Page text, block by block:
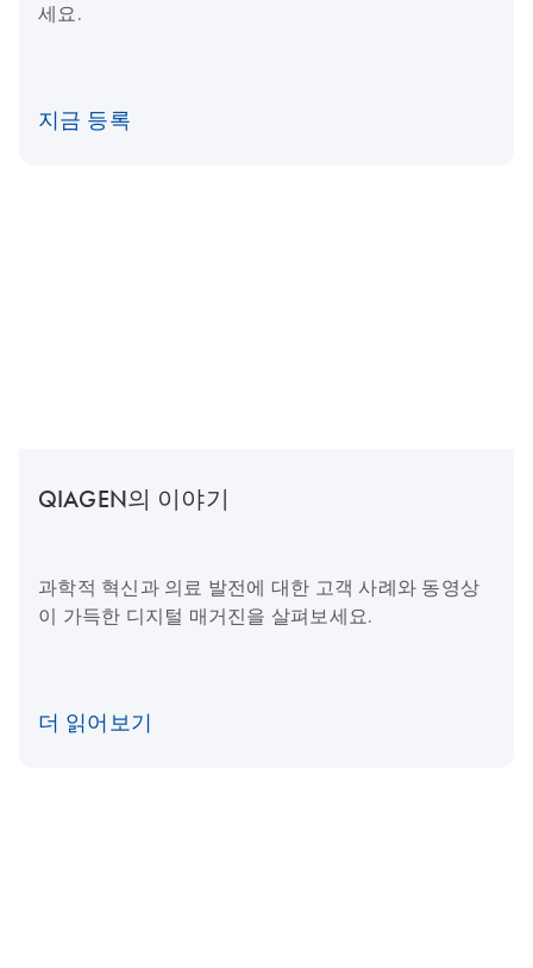
세요.
지금 등록
QIAGEN의 이야기
과학적 혁신과 의료 발전에 대한 고객 사례와 동영상
이 가득한 디지털 매거진을 살펴보세요.
더 읽어보기